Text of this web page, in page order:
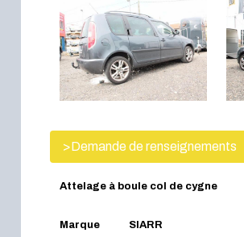
>Demande de renseignements
Attelage à boule col de cygne
Marque SIARR